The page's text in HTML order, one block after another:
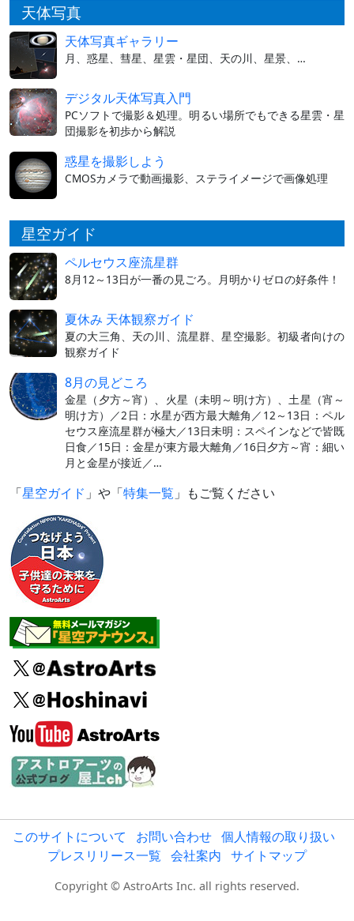
天体写真
天体写真ギャラリー
月、惑星、彗星、星雲・星団、天の川、星景、…
デジタル天体写真入門
PCソフトで撮影＆処理。明るい場所でもできる星雲・星
団撮影を初歩から解説
惑星を撮影しよう
CMOSカメラで動画撮影、ステライメージで画像処理
星空ガイド
ペルセウス座流星群
8月12～13日が一番の見ごろ。月明かりゼロの好条件！
夏休み 天体観察ガイド
夏の大三角、天の川、流星群、星空撮影。初級者向けの
観察ガイド
8月の見どころ
金星（夕方～宵）、火星（未明～明け方）、土星（宵～
明け方）／2日：水星が西方最大離角／12～13日：ペル
セウス座流星群が極大／13日未明：スペインなどで皆既
日食／15日：金星が東方最大離角／16日夕方～宵：細い
月と金星が接近／…
「星空ガイド 」や「特集一覧 」もご覧ください
このサイトについて お問い合わせ 個人情報の取り扱い
プレスリリース一覧 会社案内 サイトマップ
Copyright © AstroArts Inc. all rights reserved.